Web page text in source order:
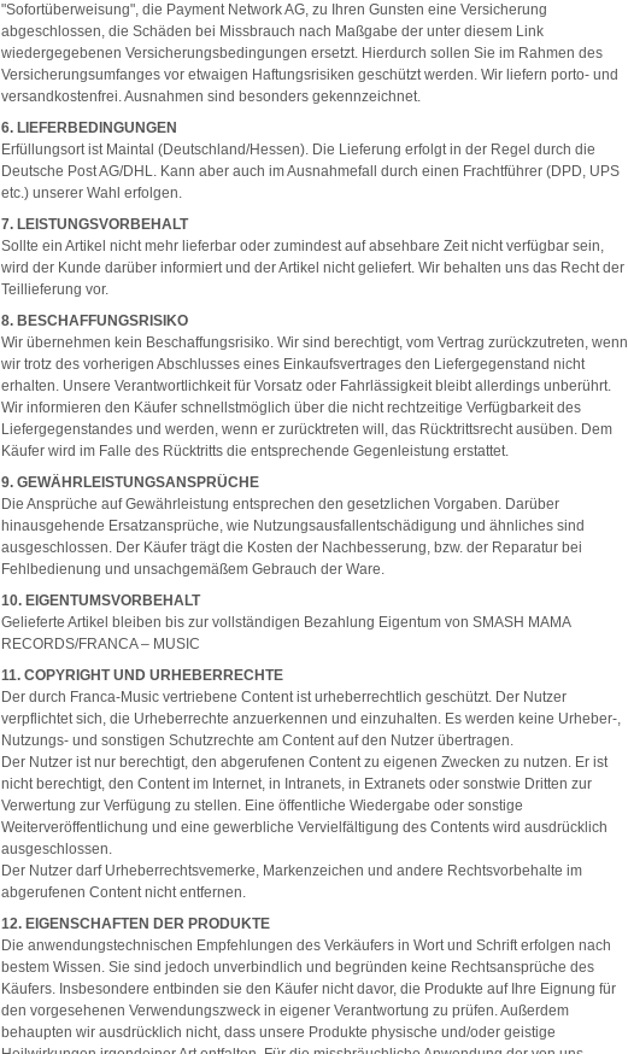
"Sofortüberweisung", die Payment Network AG, zu Ihren Gunsten eine Versicherung
abgeschlossen, die Schäden bei Missbrauch nach Maßgabe der unter diesem Link
wiedergegebenen Versicherungsbedingungen ersetzt. Hierdurch sollen Sie im Rahmen des
Versicherungsumfanges vor etwaigen Haftungsrisiken geschützt werden. Wir liefern porto- und
versandkostenfrei. Ausnahmen sind besonders gekennzeichnet.
6. LIEFERBEDINGUNGEN
Erfüllungsort ist Maintal (Deutschland/Hessen). Die Lieferung erfolgt in der Regel durch die
Deutsche Post AG/DHL. Kann aber auch im Ausnahmefall durch einen Frachtführer (DPD, UPS
etc.) unserer Wahl erfolgen.
7. LEISTUNGSVORBEHALT
Sollte ein Artikel nicht mehr lieferbar oder zumindest auf absehbare Zeit nicht verfügbar sein,
wird der Kunde darüber informiert und der Artikel nicht geliefert. Wir behalten uns das Recht der
Teillieferung vor.
8. BESCHAFFUNGSRISIKO
Wir übernehmen kein Beschaffungsrisiko. Wir sind berechtigt, vom Vertrag zurückzutreten, wenn
wir trotz des vorherigen Abschlusses eines Einkaufsvertrages den Liefergegenstand nicht
erhalten. Unsere Verantwortlichkeit für Vorsatz oder Fahrlässigkeit bleibt allerdings unberührt.
Wir informieren den Käufer schnellstmöglich über die nicht rechtzeitige Verfügbarkeit des
Liefergegenstandes und werden, wenn er zurücktreten will, das Rücktrittsrecht ausüben. Dem
Käufer wird im Falle des Rücktritts die entsprechende Gegenleistung erstattet.
9. GEWÄHRLEISTUNGSANSPRÜCHE
Die Ansprüche auf Gewährleistung entsprechen den gesetzlichen Vorgaben. Darüber
hinausgehende Ersatzansprüche, wie Nutzungsausfallentschädigung und ähnliches sind
ausgeschlossen. Der Käufer trägt die Kosten der Nachbesserung, bzw. der Reparatur bei
Fehlbedienung und unsachgemäßem Gebrauch der Ware.
10. EIGENTUMSVORBEHALT
Gelieferte Artikel bleiben bis zur vollständigen Bezahlung Eigentum von SMASH MAMA
RECORDS/FRANCA – MUSIC
11. COPYRIGHT UND URHEBERRECHTE
Der durch Franca-Music vertriebene Content ist urheberrechtlich geschützt. Der Nutzer
verpflichtet sich, die Urheberrechte anzuerkennen und einzuhalten. Es werden keine Urheber-,
Nutzungs- und sonstigen Schutzrechte am Content auf den Nutzer übertragen.
Der Nutzer ist nur berechtigt, den abgerufenen Content zu eigenen Zwecken zu nutzen. Er ist
nicht berechtigt, den Content im Internet, in Intranets, in Extranets oder sonstwie Dritten zur
Verwertung zur Verfügung zu stellen. Eine öffentliche Wiedergabe oder sonstige
Weiterveröffentlichung und eine gewerbliche Vervielfältigung des Contents wird ausdrücklich
ausgeschlossen.
Der Nutzer darf Urheberrechtsvemerke, Markenzeichen und andere Rechtsvorbehalte im
abgerufenen Content nicht entfernen.
12. EIGENSCHAFTEN DER PRODUKTE
Die anwendungstechnischen Empfehlungen des Verkäufers in Wort und Schrift erfolgen nach
bestem Wissen. Sie sind jedoch unverbindlich und begründen keine Rechtsansprüche des
Käufers. Insbesondere entbinden sie den Käufer nicht davor, die Produkte auf Ihre Eignung für
den vorgesehenen Verwendungszweck in eigener Verantwortung zu prüfen. Außerdem
behaupten wir ausdrücklich nicht, dass unsere Produkte physische und/oder geistige